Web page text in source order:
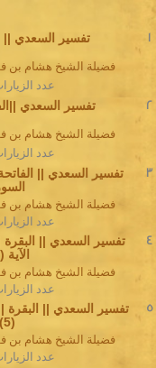
تفسير السعدي || 1
فضيلة الشيخ هشام بن
عدد الزيارات :
تفسير السعدي 2
فضيلة الشيخ هشام بن
عدد الزيارات :
تفسير السعدي ||
3
فضيلة الشيخ هشام بن
عدد الزيارات :
تفسير السعدي ||
الآية (2 )
4
فضيلة الشيخ هشام بن
عدد الزيارات :
(5)
5
فضيلة الشيخ هشام بن
عدد الزيارات :